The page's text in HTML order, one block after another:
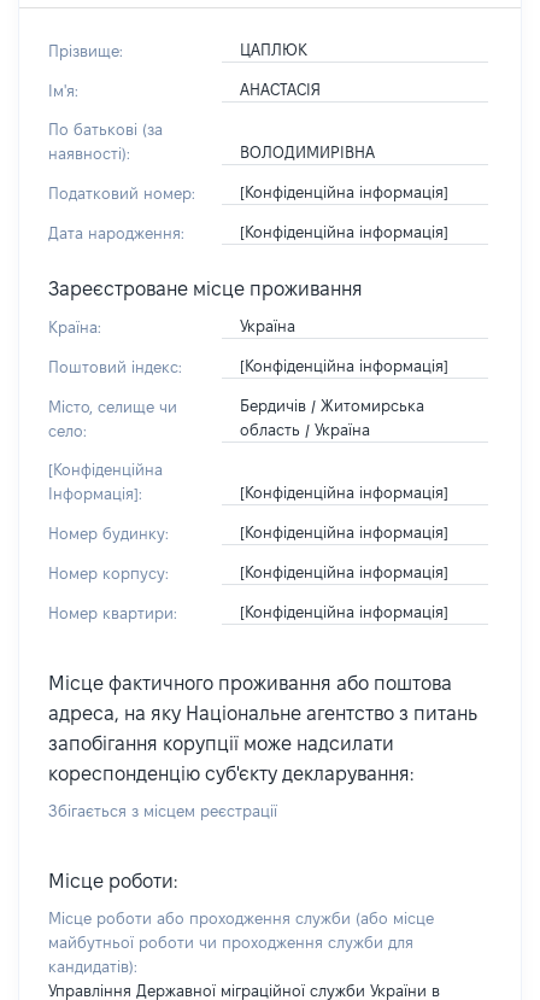
Прізвище: ЦАПЛЮК
Ім'я: АНАСТАСІЯ
По батькові (за
наявності):
ВОЛОДИМИРІВНА
Податковий номер: [Конфіденційна інформація]
Дата народження: [Конфіденційна інформація]
Зареєстроване місце проживання
Країна: Україна
Поштовий індекс: [Конфіденційна інформація]
Місто, селище чи
село:
Бердичів / Житомирська
область / Україна
[Конфіденційна
Інформація]:
[Конфіденційна інформація]
Номер будинку: [Конфіденційна інформація]
Номер корпусу: [Конфіденційна інформація]
Номер квартири: [Конфіденційна інформація]
Місце фактичного проживання або поштова
адреса, на яку Національне агентство з питань
запобігання корупції може надсилати
кореспонденцію суб'єкту декларування:
Збігається з місцем реєстрації
Місце роботи:
Місце роботи або проходження служби (або місце
майбутньої роботи чи проходження служби для
кандидатів):
Управління Державної міграційної служби України в